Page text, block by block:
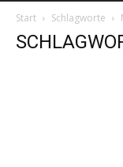
Start Schlagworte